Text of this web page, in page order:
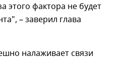
этого фактора не будет
– заверил глава
налаживает связи